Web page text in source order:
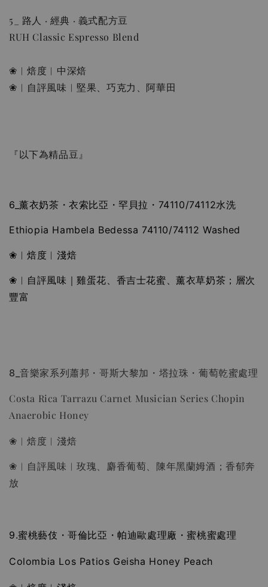
5_ 路人 · 經典 · 義式配方豆
RUH Classic Espresso Blend
❀︱焙度︱中深焙
❀︱自評風味︱堅果、巧克力、阿華田
『以下為精品豆』
6_薰衣奶茶・衣索比亞・罕貝拉・74110/74112水洗
Ethiopia Hambela Bedessa 74110/74112 Washed
❀︱焙度︱淺焙
❀︱自評風味｜雞蛋花、香吉士花蜜、薰衣草奶茶；層次
豐富
8_音樂家系列蕭邦・哥斯大黎加・塔拉珠・葡萄乾蜜處理
Costa Rica Tarrazu Carnet Musician Series Chopin
Anaerobic Honey
❀︱焙度︱淺焙
❀︱自評風味︱玫瑰、麝香葡萄、陳年黑蘭姆酒；香郁奔
放
9.蜜桃藝伎・哥倫比亞・帕迪歐處理廠・蜜桃蜜處理
Colombia Los Patios Geisha Honey Peach